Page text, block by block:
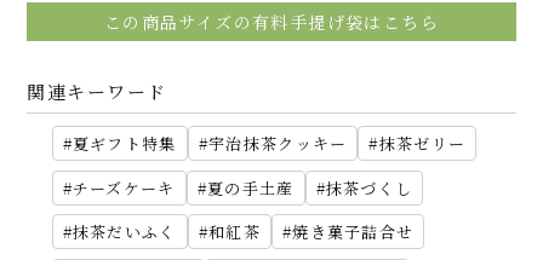
この商品サイズの有料手提げ袋はこちら
関連キーワード
夏ギフト特集 宇治抹茶クッキー
抹茶ゼリー
チーズケーキ
夏の手土産
抹茶づくし
抹茶だいふく
和紅茶
焼き菓子詰合せ